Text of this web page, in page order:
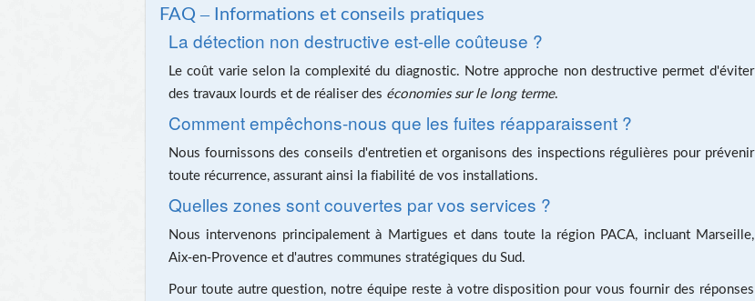
FAQ – Informations et conseils pratiques
La détection non destructive est-elle coûteuse ?
Le coût varie selon la complexité du diagnostic. Notre approche non destructive permet d'éviter
des travaux lourds et de réaliser des économies sur le long terme.
Comment empêchons-nous que les fuites réapparaissent ?
Nous fournissons des conseils d'entretien et organisons des inspections régulières pour prévenir
toute récurrence, assurant ainsi la fiabilité de vos installations.
Quelles zones sont couvertes par vos services ?
Nous intervenons principalement à Martigues et dans toute la région PACA, incluant Marseille,
Aix-en-Provence et d'autres communes stratégiques du Sud.
Pour toute autre question, notre équipe reste à votre disposition pour vous fournir des réponses